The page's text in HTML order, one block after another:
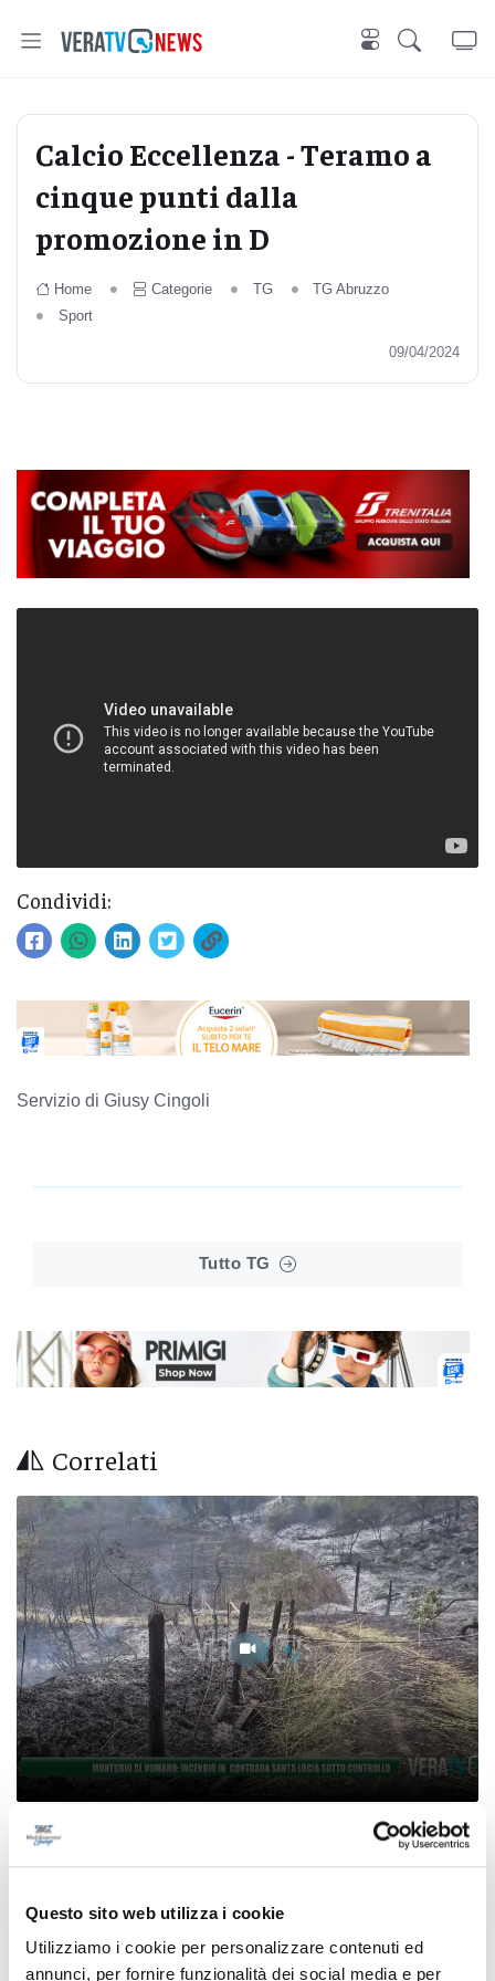
Questo sito web utilizza i cookie
Utilizziamo i cookie per personalizzare contenuti ed
annunci, per fornire funzionalità dei social media e per
Calcio Eccellenza - Teramo a
cinque punti dalla
promozione in D
Home Categorie TG
TG Abruzzo
Sport
09/04/2024
Condividi:
Servizio di Giusy Cingoli
Tutto TG
Correlati
Montorio al Vomano: incendio in contrada
Santa Lucia sotto controllo